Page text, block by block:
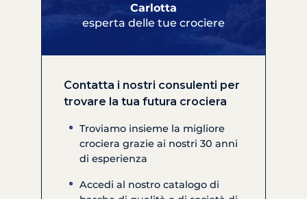
Carlotta
esperta delle tue crociere
Contatta i nostri consulenti per
trovare la tua futura crociera
Troviamo insieme la migliore
crociera grazie ai nostri 30 anni
di esperienza
Accedi al nostro catalogo di